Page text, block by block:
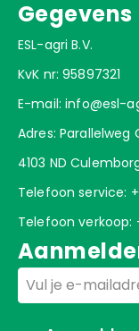
Gegevens
ESL-agri B.V.
KvK nr: 95897321
E-mail:info@esl-
Adres: Parallelweg
4103 ND
Telefoon service:
Telefoon verkoop:
Email